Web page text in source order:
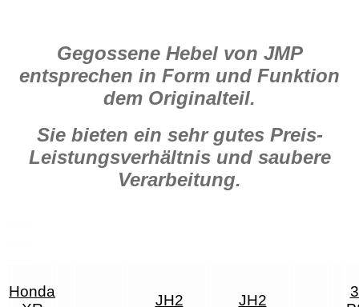
Gegossene Hebel von JMP
entsprechen in Form und Funktion
dem Originalteil.
Sie bieten ein sehr gutes Preis-
Leistungsverhältnis und saubere
Verarbeitung.
Honda
JH2
JH2